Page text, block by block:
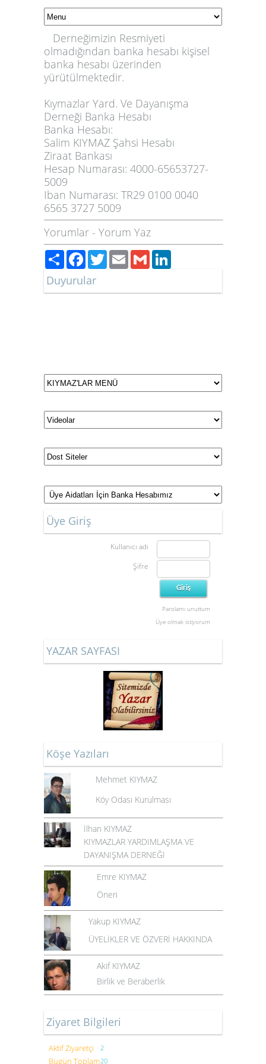
Derneğimizin Resmiyeti
olmadığından banka hesabı kişisel
banka hesabı üzerinden
yürütülmektedir.
Kıymazlar Yard. Ve Dayanışma
Derneği Banka Hesabı
Banka Hesabı:
Salim KIYMAZ Şahsi Hesabı
Ziraat Bankası
Hesap Numarası: 4000-65653727-
5009
Iban Numarası: TR29 0100 0040
6565 3727 5009
Yorumlar - Yorum Yaz
PaylaşFacebook
TwitterEmailGmail
Duyurular
Üye Giriş
Kullanıcı adı
Şifre
Parolamı unuttum
Üye olmak istiyorum
YAZAR SAYFASI
Köşe Yazıları
Mehmet KIYMAZ
Köy Odası Kurulması
İlhan KIYMAZ
KIYMAZLAR YARDIMLAŞMA VE
DAYANIŞMA DERNEĞİ
Emre KIYMAZ
Öneri
Yakup KIYMAZ
ÜYELİKLER VE ÖZVERİ HAKKINDA
Akif KIYMAZ
Birlik ve Beraberlik
Ziyaret Bilgileri
Aktif Ziyaretçi 2
Bugün Toplam20